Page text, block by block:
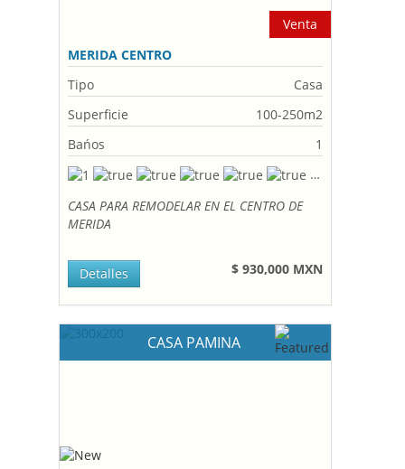
Venta
MERIDA CENTRO
Tipo
Casa
Superficie
100-250m2
Bańos
1
CASA PARA REMODELAR EN EL CENTRO DE
MERIDA
$ 930,000 MXN
Detalles
CASA PAMINA